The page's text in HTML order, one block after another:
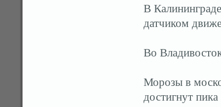
В
датчиком
Во
Морозы в
достигнут пика